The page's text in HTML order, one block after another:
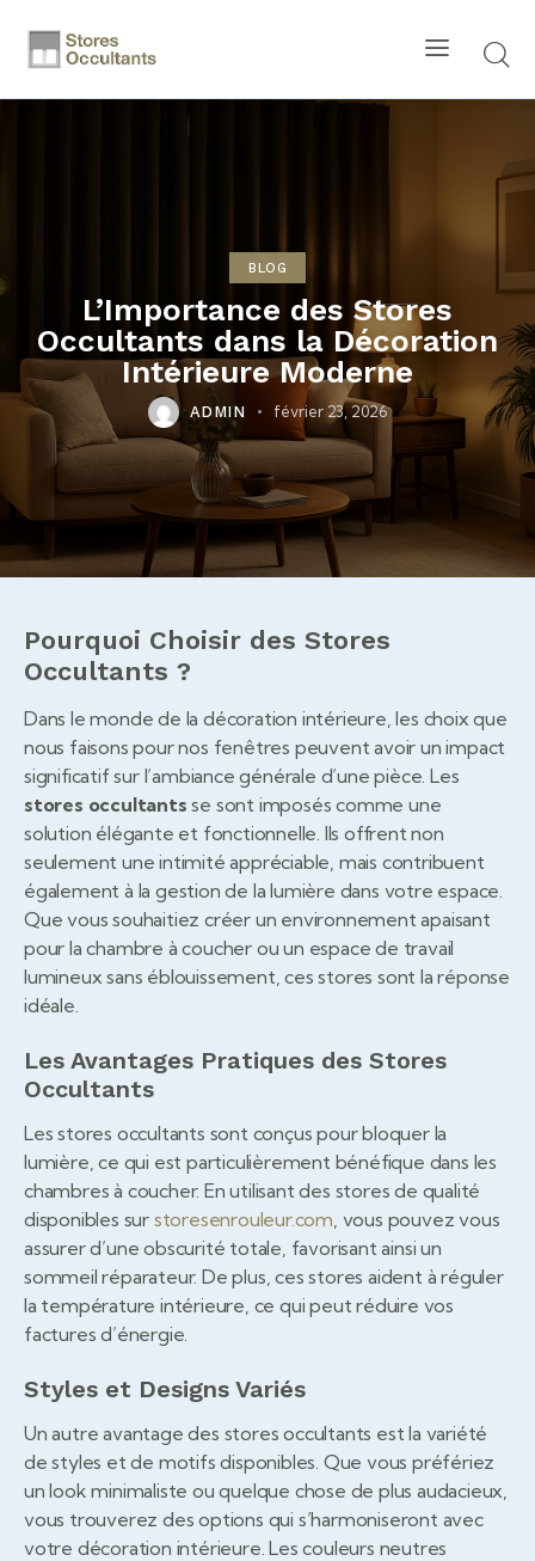
BLOG
L’Importance des Stores
Occultants dans la Décoration
Intérieure Moderne
ADMIN février 23, 2026
Pourquoi Choisir des Stores
Occultants ?
Dans le monde de la décoration intérieure, les choix que
nous faisons pour nos fenêtres peuvent avoir un impact
significatif sur l’ambiance générale d’une pièce. Les
stores occultants se sont imposés comme une
solution élégante et fonctionnelle. Ils offrent non
seulement une intimité appréciable, mais contribuent
également à la gestion de la lumière dans votre espace.
Que vous souhaitiez créer un environnement apaisant
pour la chambre à coucher ou un espace de travail
lumineux sans éblouissement, ces stores sont la réponse
idéale.
Les Avantages Pratiques des Stores
Occultants
Les stores occultants sont conçus pour bloquer la
lumière, ce qui est particulièrement bénéfique dans les
chambres à coucher. En utilisant des stores de qualité
disponibles sur storesenrouleur.com , vous pouvez vous
assurer d’une obscurité totale, favorisant ainsi un
sommeil réparateur. De plus, ces stores aident à réguler
la température intérieure, ce qui peut réduire vos
factures d’énergie.
Styles et Designs Variés
Un autre avantage des stores occultants est la variété
de styles et de motifs disponibles. Que vous préfériez
un look minimaliste ou quelque chose de plus audacieux,
vous trouverez des options qui s’harmoniseront avec
votre décoration intérieure. Les couleurs neutres